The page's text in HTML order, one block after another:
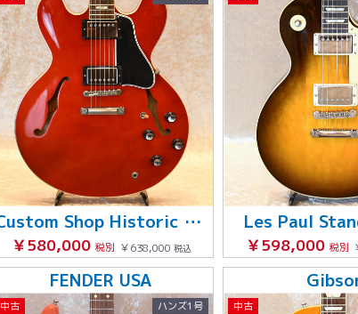
Custom Shop Historic Collection 1963 ES-335
￥580,000 税別 ￥638,000 税込
Les Paul
￥598,000 税別
FENDER USA
中古 ハンズ1号 中古